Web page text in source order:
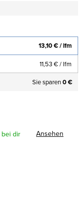
13,10 €/ lfm
11,53 €/ lfm
Sie sparen0 €
Ansehen